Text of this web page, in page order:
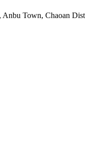
Town, Chaoan